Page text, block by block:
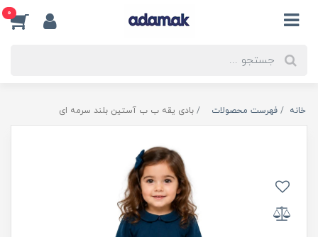
0
خانه فهرست محصولات بادی یقه ب ب آستین بلند سرمه ای